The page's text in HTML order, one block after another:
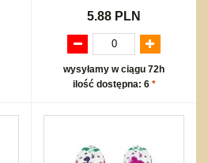
5.88 PLN
wysyłamy w ciągu 72h
ilość dostępna: 6 *